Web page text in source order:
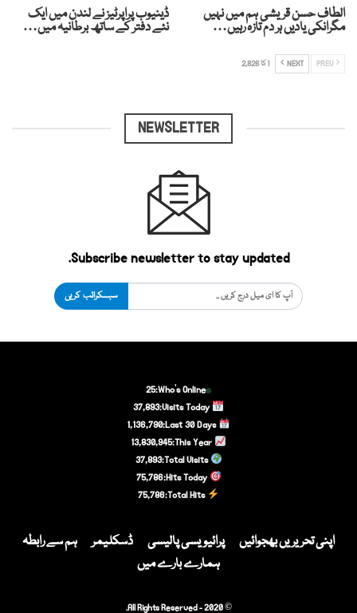
الطاف حسن قریشی ہم میں نہیں
مگرانکی یادیں ہر دم تازہ رہیں…
ڈینیوب پراپرٹیز نے لندن میں ایک
نئے دفتر کے ساتھ برطانیہ میں…
NEXT 1 کا 2,826
NEWSLETTER
Subscribe newsletter to stay updated.
سبسکرائب کریں
Who's Online:
25
Visits Today:
37,893
Last 30 Days:
1,136,790
13,830,945
Total Visits:
37,893
Hits Today:
75,786
Total Hits:
75,786
اپنی تحریریں بھجوائیں پرائیویسی پالیسی ڈسکلیمر
ہم سے رابطہ
ہمارے بارے میں
© 2020 - All Rights Reserved.